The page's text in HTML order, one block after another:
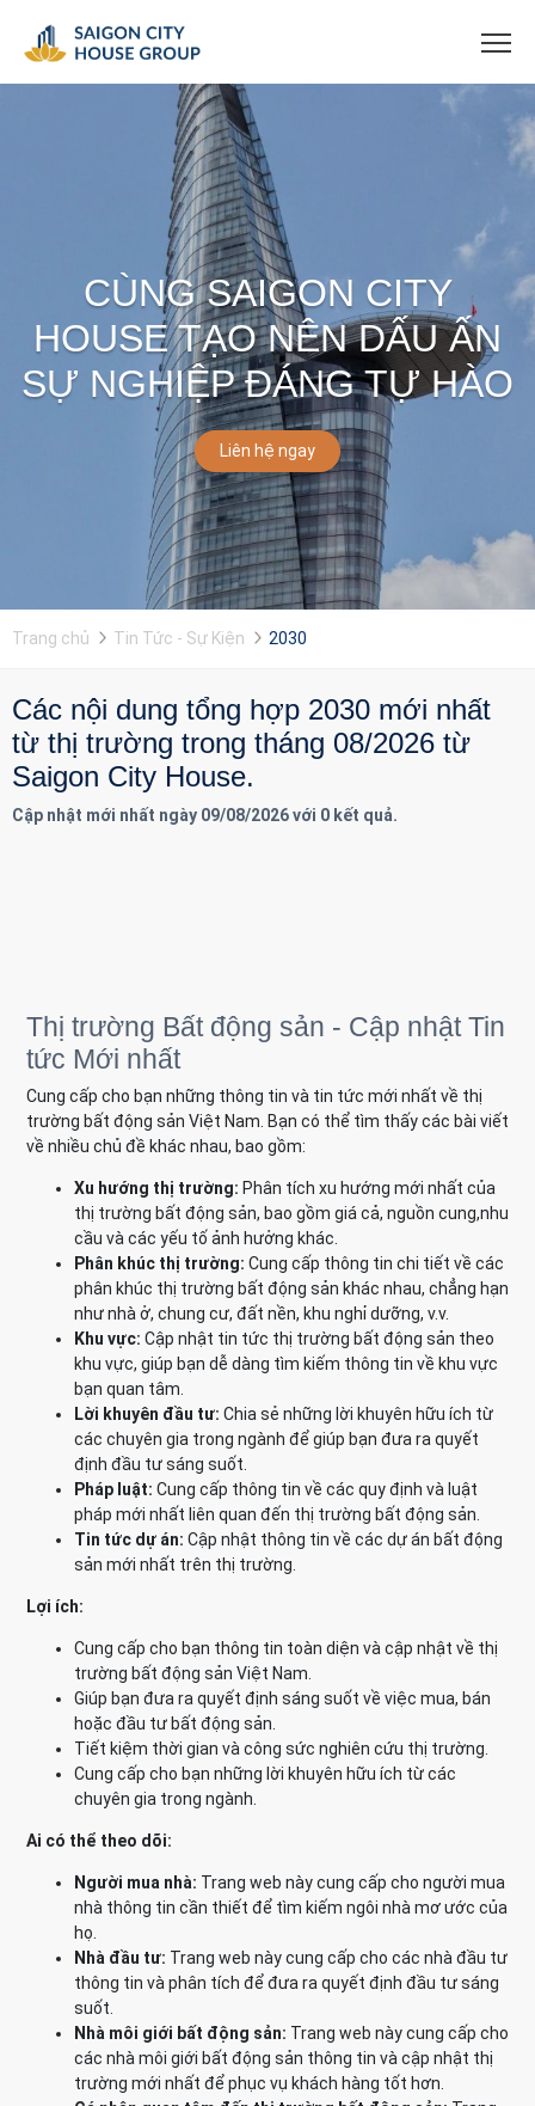
CÙNG SAIGON CITY
HOUSE TẠO NÊN DẤU ẤN
SỰ NGHIỆP ĐÁNG TỰ HÀO
Liên hệ ngay
Trang chủ Tin Tức - Sự Kiện 2030
Các nội dung tổng hợp 2030 mới nhất
từ thị trường trong tháng 08/2026 từ
Saigon City House.
Cập nhật mới nhất ngày 09/08/2026 với 0 kết quả.
Thị trường Bất động sản - Cập nhật Tin
tức Mới nhất
Cung cấp cho bạn những thông tin và tin tức mới nhất về thị
trường bất động sản Việt Nam. Bạn có thể tìm thấy các bài viết
về nhiều chủ đề khác nhau, bao gồm:
Xu hướng thị trường: Phân tích xu hướng mới nhất của
thị trường bất động sản, bao gồm giá cả, nguồn cung,nhu
cầu và các yếu tố ảnh hưởng khác.
Phân khúc thị trường: Cung cấp thông tin chi tiết về các
phân khúc thị trường bất động sản khác nhau, chẳng hạn
như nhà ở, chung cư, đất nền, khu nghỉ dưỡng, v.v.
Khu vực: Cập nhật tin tức thị trường bất động sản theo
khu vực, giúp bạn dễ dàng tìm kiếm thông tin về khu vực
bạn quan tâm.
Lời khuyên đầu tư: Chia sẻ những lời khuyên hữu ích từ
các chuyên gia trong ngành để giúp bạn đưa ra quyết
định đầu tư sáng suốt.
Pháp luật: Cung cấp thông tin về các quy định và luật
pháp mới nhất liên quan đến thị trường bất động sản.
Tin tức dự án: Cập nhật thông tin về các dự án bất động
sản mới nhất trên thị trường.
Lợi ích:
Cung cấp cho bạn thông tin toàn diện và cập nhật về thị
trường bất động sản Việt Nam.
Giúp bạn đưa ra quyết định sáng suốt về việc mua, bán
hoặc đầu tư bất động sản.
Tiết kiệm thời gian và công sức nghiên cứu thị trường.
Cung cấp cho bạn những lời khuyên hữu ích từ các
chuyên gia trong ngành.
Ai có thể theo dõi:
Người mua nhà: Trang web này cung cấp cho người mua
nhà thông tin cần thiết để tìm kiếm ngôi nhà mơ ước của
họ.
Nhà đầu tư: Trang web này cung cấp cho các nhà đầu tư
thông tin và phân tích để đưa ra quyết định đầu tư sáng
suốt.
Nhà môi giới bất động sản: Trang web này cung cấp cho
các nhà môi giới bất động sản thông tin và cập nhật thị
trường mới nhất để phục vụ khách hàng tốt hơn.